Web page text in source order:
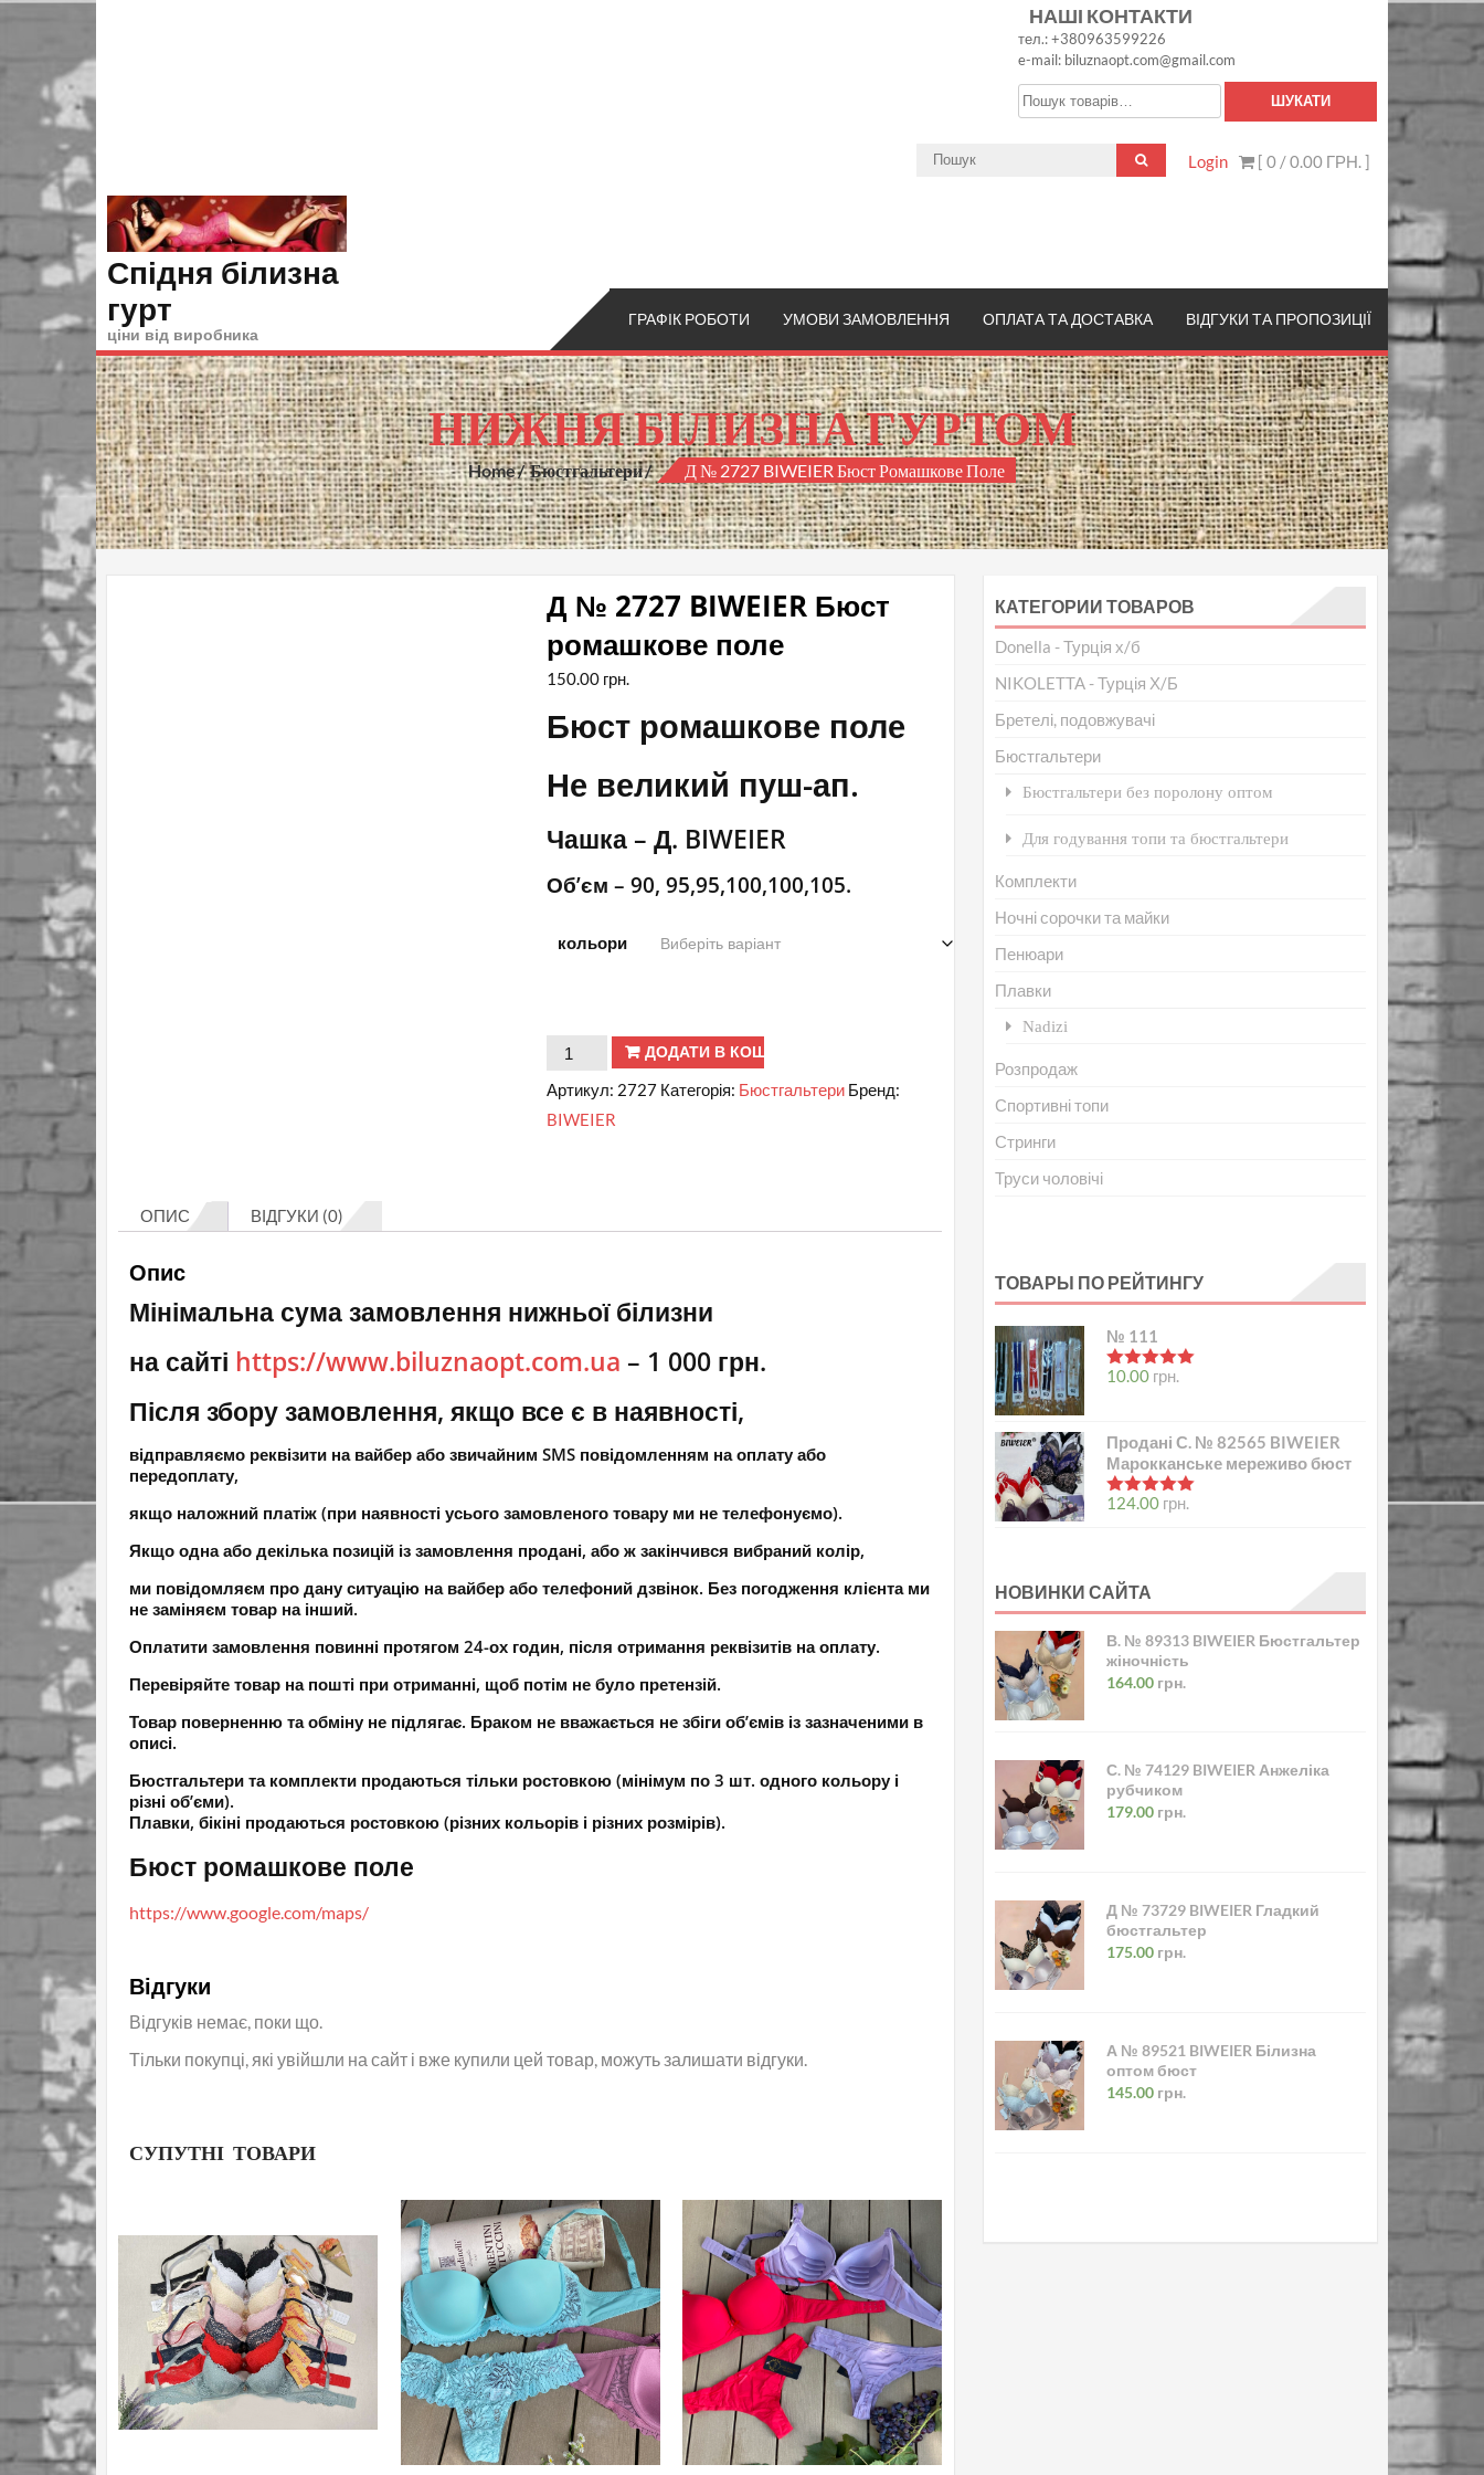
НАШІ КОНТАКТИ
тел.: +380963599226
e-mail: biluznaopt.com@gmail.com
Шукати:
ШУКАТИ
[ 0 /0.00 ГРН.]
Login
Спідня білизна
гурт
ціни від виробника
ГРАФІК РОБОТИ УМОВИ ЗАМОВЛЕННЯ ОПЛАТА ТА ДОСТАВКА ВІДГУКИ ТА ПРОПОЗИЦІЇ
НИЖНЯ БІЛИЗНА ГУРТОМ
Home Бюстгальтери Д № 2727 BIWEIER Бюст Ромашкове Поле
Д № 2727 BIWEIER Бюст
ромашкове поле
150.00 грн.
Бюст ромашкове поле
Не великий пуш-ап.
Чашка – Д. BIWEIER
Об’єм – 90, 95,95,100,100,105.
кольори
поле
ДОДАТИ В КОШИК
Артикул: 2727 Категорія: Бюстгальтери Бренд:
BIWEIER
ОПИС ВІДГУКИ (0)
Опис
Мінімальна сума замовлення нижньої білизни
на сайті https://www.biluznaopt.com.ua – 1 000 грн.
Після збору замовлення, якщо все є в наявності,
відправляємо реквізити на вайбер або звичайним SMS повідомленням на оплату або
передоплату,
якщо наложний платіж (при наявності усього замовленого товару ми не телефонуємо).
Якщо одна або декілька позицій із замовлення продані, або ж закінчився вибраний колір,
ми повідомляєм про дану ситуацію на вайбер або телефоний дзвінок. Без погодження клієнта ми
не заміняєм товар на інший.
Оплатити замовлення повинні протягом 24-ох годин, після отримання реквізитів на оплату.
Перевіряйте товар на пошті при отриманні, щоб потім не було претензій.
Товар поверненню та обміну не підлягає. Браком не вважається не збіги об’ємів із зазначеними в
описі.
Бюстгальтери та комплекти продаються тільки ростовкою (мінімум по 3 шт. одного кольору і
різні об’єми).
Плавки, бікіні продаються ростовкою (різних кольорів і різних розмірів).
Бюст ромашкове поле
https://www.google.com/maps/
Відгуки
Відгуків немає, поки що.
Тільки покупці, які увійшли на сайт і вже купили цей товар, можуть залишати відгуки.
СУПУТНІ ТОВАРИ
КАТЕГОРИИ ТОВАРОВ
Donella - Турція х/б
NIKOLETTA - Турція Х/Б
Бретелі, подовжувачі
Бюстгальтери
Бюстгальтери без поролону оптом
Для годування топи та бюстгальтери
Комплекти
Ночні сорочки та майки
Пенюари
Плавки
Nadizi
Розпродаж
Спортивні топи
Стринги
Труси чоловічі
ТОВАРЫ ПО РЕЙТИНГУ
№ 111
в5.00з 5
10.00 грн.
Продані С. № 82565 BIWEIER
Марокканське мереживо бюст
в5.00з 5
124.00 грн.
НОВИНКИ САЙТА
В. № 89313 BIWEIER Бюстгальтер
жіночність
164.00 грн.
С. № 74129 BIWEIER Анжеліка
рубчиком
179.00 грн.
Д № 73729 BIWEIER Гладкий
бюстгальтер
175.00 грн.
А № 89521 BIWEIER Білизна
оптом бюст
145.00 грн.